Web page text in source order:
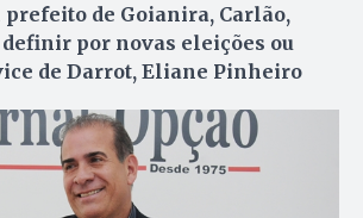
prefeito de Goianira, Carlão,
por novas eleições ou
de Darrot, Eliane Pinheiro